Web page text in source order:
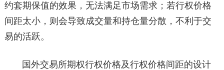
约套期保值的效果，无法满足市场需求；若行权价格
间距太小，则会导致成交量和持仓量分散，不利于交
易的活跃。
国外交易所期权行权价格及行权价格间距的设计